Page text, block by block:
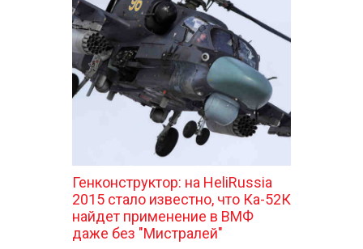
Генконструктор: на HeliRussia
2015 стало известно, что Ка-52К
найдет применение в ВМФ
даже без "Мистралей"